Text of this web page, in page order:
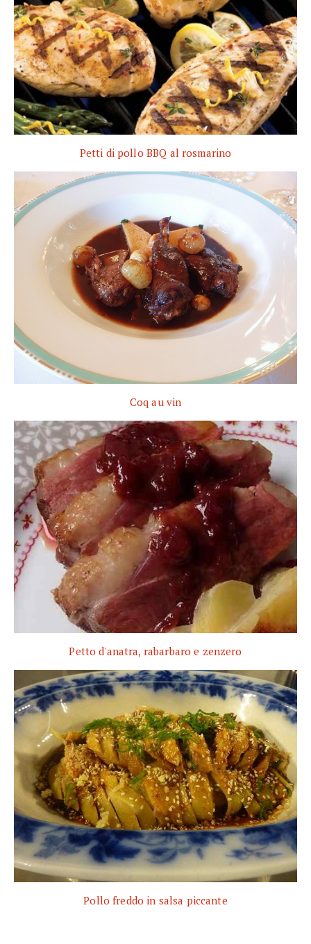
Petti di pollo BBQ al rosmarino
Coq au vin
Petto d'anatra, rabarbaro e zenzero
Pollo freddo in salsa piccante